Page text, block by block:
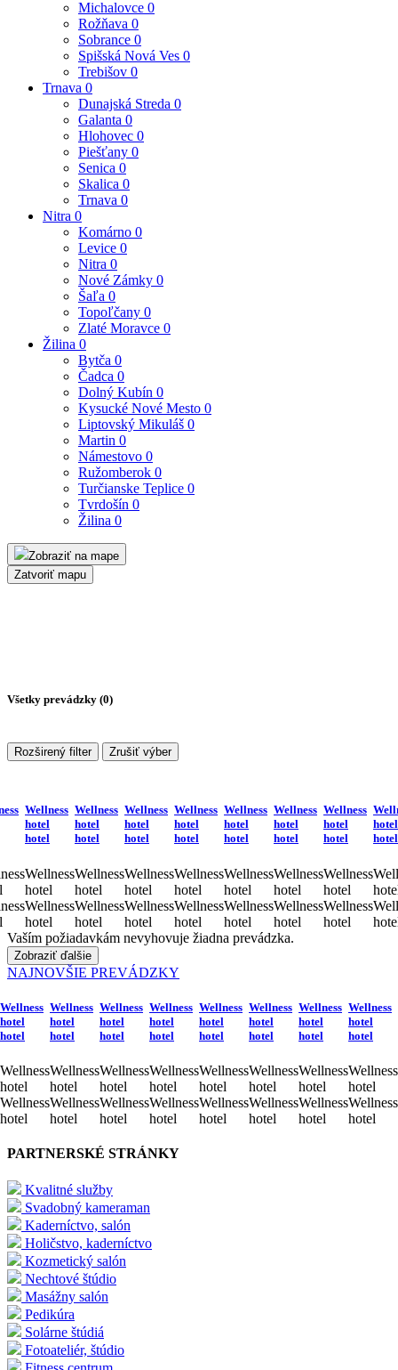
Michalovce 0
Rožňava 0
Sobrance 0
Spišská Nová Ves 0
Trebišov 0
Trnava 0
Dunajská Streda 0
Galanta 0
Hlohovec 0
Piešťany 0
Senica 0
Skalica 0
Trnava 0
Nitra 0
Komárno 0
Levice 0
Nitra 0
Nové Zámky 0
Šaľa 0
Topoľčany 0
Zlaté Moravce 0
Žilina 0
Bytča 0
Čadca 0
Dolný Kubín 0
Kysucké Nové Mesto 0
Liptovský Mikuláš 0
Martin 0
Námestovo 0
Ružomberok 0
Turčianske Teplice 0
Tvrdošín 0
Žilina 0
Zobraziť na mape
Zatvoriť mapu
Všetky prevádzky (0)
Rozširený filter Zrušiť výber
Wellness
hotel
hotel
Wellness
hotel
Wellness
hotel
Wellness
hotel
hotel
Wellness
hotel
Wellness
hotel
Wellness
hotel
hotel
Wellness
hotel
Wellness
hotel
Wellness
hotel
hotel
Wellness
hotel
Wellness
hotel
Wellness
hotel
hotel
Wellness
hotel
Wellness
hotel
Wellness
hotel
hotel
Wellness
hotel
Wellness
hotel
Wellness
hotel
hotel
Wellness
hotel
Wellness
hotel
hotel
hotel
Vaším požiadavkám nevyhovuje žiadna prevádzka.
Zobraziť ďalšie
NAJNOVŠIE PREVÁDZKY
Wellness
hotel
hotel
Wellness
hotel
Wellness
hotel
Wellness
hotel
hotel
Wellness
hotel
Wellness
hotel
Wellness
hotel
hotel
Wellness
hotel
Wellness
hotel
Wellness
hotel
hotel
Wellness
hotel
Wellness
hotel
Wellness
hotel
hotel
Wellness
hotel
Wellness
hotel
Wellness
hotel
hotel
Wellness
hotel
Wellness
hotel
Wellness
hotel
hotel
Wellness
hotel
Wellness
hotel
Wellness
hotel
hotel
Wellness
hotel
Wellness
hotel
PARTNERSKÉ STRÁNKY
Kvalitné služby
Svadobný kameraman
Kaderníctvo, salón
Holičstvo, kaderníctvo
Kozmetický salón
Nechtové štúdio
Masážny salón
Pedikúra
Solárne štúdiá
Fotoateliér, štúdio